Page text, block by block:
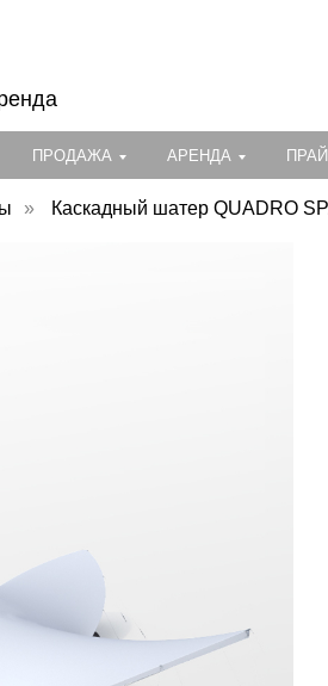
ПРОДАЖА АРЕНДА
» Каскадный шатер QUADRO